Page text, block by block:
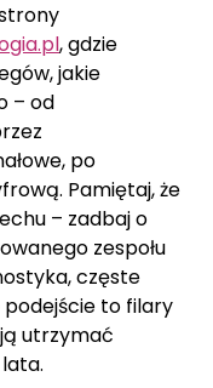
, gdzie
jakie
– od
po
Pamiętaj, że
– zadbaj o
zespołu
częste
to filary
utrzymać